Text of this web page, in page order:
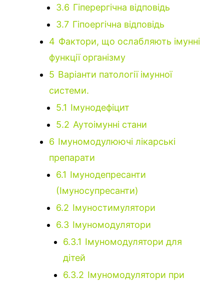
3.6 Гіперергічна відповідь
3.7 Гіпоергічна відповідь
4 Фактори, що ослабляють імунні
функції організму
5 Варіанти патології імунної
системи.
5.1 Імунодефіцит
5.2 Аутоімунні стани
6 Імуномодулюючі лікарські
препарати
6.1 Імунодепресанти
(Імуносупресанти)
6.2 Імуностимулятори
6.3 Імуномодулятори
6.3.1 Імуномодулятори для
дітей
6.3.2 Імуномодулятори при